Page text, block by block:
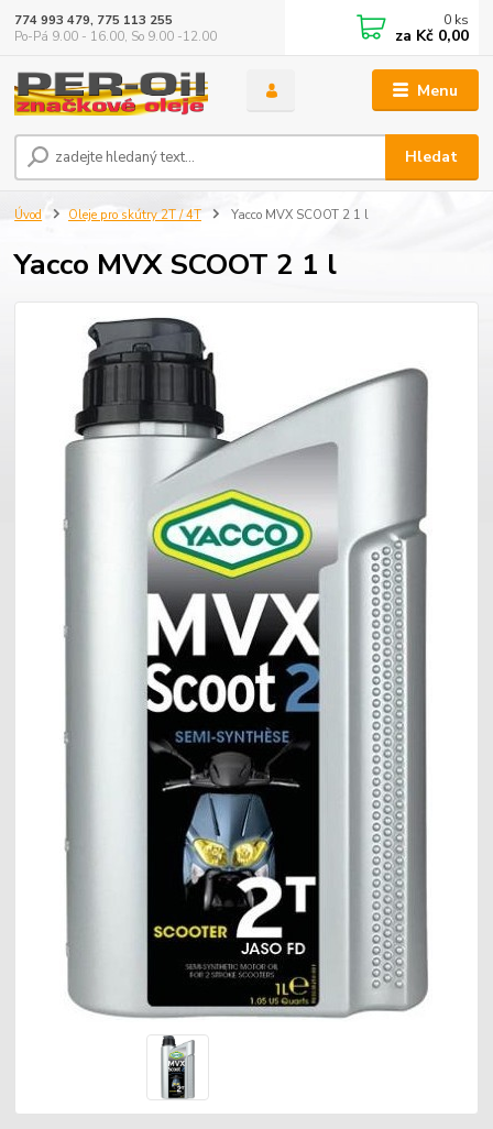
Menu
Hledat
774 993 479, 775 113 255
Po-Pá 9.00 - 16.00, So 9.00 -12.00
0 ks
za Kč 0,00
Úvod Oleje pro skútry 2T / 4T Yacco MVX SCOOT 2 1 l
Yacco MVX SCOOT 2 1 l